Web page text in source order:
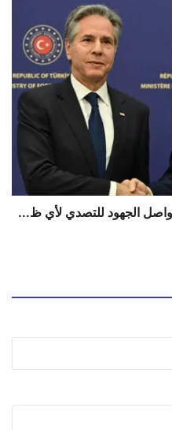
الجهود للتصدي لأي ظ...